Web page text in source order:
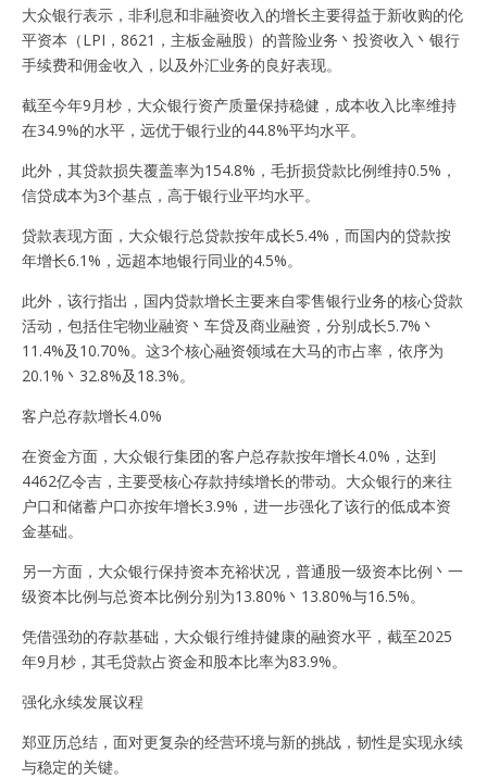
大众银行表示，非利息和非融资收入的增长主要得益于新收购的伦
平资本（LPI，8621，主板金融股）的普险业务丶投资收入丶银行
手续费和佣金收入，以及外汇业务的良好表现。
截至今年9月杪，大众银行资产质量保持稳健，成本收入比率维持
在34.9%的水平，远优于银行业的44.8%平均水平。
此外，其贷款损失覆盖率为154.8%，毛折损贷款比例维持0.5%，
信贷成本为3个基点，高于银行业平均水平。
贷款表现方面，大众银行总贷款按年成长5.4%，而国内的贷款按
年增长6.1%，远超本地银行同业的4.5%。
此外，该行指出，国内贷款增长主要来自零售银行业务的核心贷款
活动，包括住宅物业融资丶车贷及商业融资，分别成长5.7%丶
11.4%及10.70%。这3个核心融资领域在大马的市占率，依序为
20.1%丶32.8%及18.3%。
客户总存款增长4.0%
在资金方面，大众银行集团的客户总存款按年增长4.0%，达到
4462亿令吉，主要受核心存款持续增长的带动。大众银行的来往
户口和储蓄户口亦按年增长3.9%，进一步强化了该行的低成本资
金基础。
另一方面，大众银行保持资本充裕状况，普通股一级资本比例丶一
级资本比例与总资本比例分别为13.80%丶13.80%与16.5%。
凭借强劲的存款基础，大众银行维持健康的融资水平，截至2025
年9月杪，其毛贷款占资金和股本比率为83.9%。
强化永续发展议程
郑亚历总结，面对更复杂的经营环境与新的挑战，韧性是实现永续
与稳定的关键。